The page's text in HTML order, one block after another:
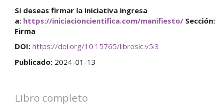
Si deseas firmar la iniciativa ingresa
a: https://iniciacioncientifica.com/manifiesto/ Sección:
Firma
DOI: https://doi.org/10.15765/librosic.v5i3
Publicado: 2024-01-13
Libro completo